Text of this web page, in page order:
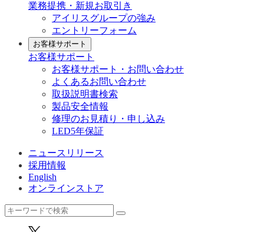
業務提携・新規お取引き
アイリスグループの強み
エントリーフォーム
お客様サポート
お客様サポート
お客様サポート・お問い合わせ
よくあるお問い合わせ
取扱説明書検索
製品安全情報
修理のお見積り・申し込み
LED5年保証
ニュースリリース
採用情報
English
オンラインストア